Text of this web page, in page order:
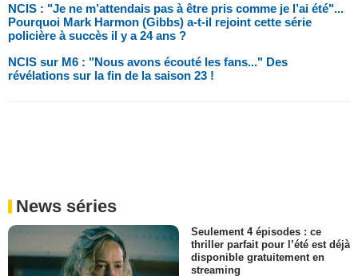
NCIS : "Je ne m’attendais pas à être pris comme je l’ai été"...
Pourquoi Mark Harmon (Gibbs) a-t-il rejoint cette série
policière à succès il y a 24 ans ?
NCIS sur M6 : "Nous avons écouté les fans..." Des
révélations sur la fin de la saison 23 !
News séries
Seulement 4 épisodes : ce
thriller parfait pour l’été est déjà
disponible gratuitement en
streaming